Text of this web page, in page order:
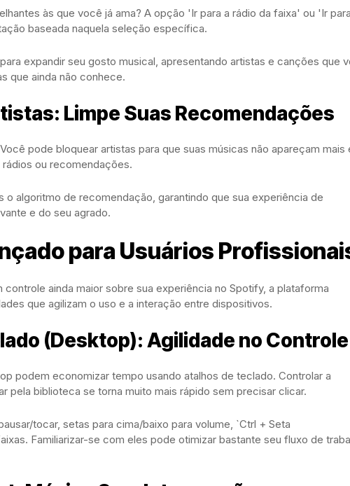
às que você já ama? A opção 'Ir para a rádio da faixa' ou 'Ir
baseada naquela seleção específica.
expandir seu gosto musical, apresentando artistas e canções que
que ainda não conhece.
Limpe Suas Recomendações
pode bloquear artistas para que suas músicas não apareçam mais
ou recomendações.
o algoritmo de recomendação, garantindo que sua experiência de
e do seu agrado.
para Usuários
controle ainda maior sobre sua experiência no Spotify, a plataforma
que agilizam o uso e a interação entre dispositivos.
(Desktop): Agilidade no Controle
podem economizar tempo usando atalhos de teclado. Controlar a
pela biblioteca se torna muito mais rápido sem precisar clicar.
tocar, setas para cima/baixo para volume, `Ctrl + Seta
Familiarizar-se com eles pode otimizar bastante seu fluxo de